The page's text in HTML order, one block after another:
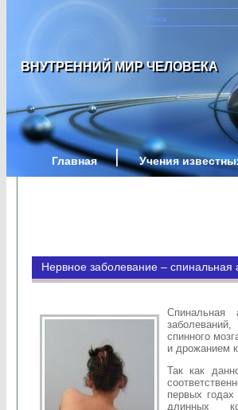
ВНУТРЕННИЙ МИР ЧЕЛОВЕКА
Главная Учения
Нервное заболевание –
Спинальная
спинного
и дрожанием
Так как
первых
длинных